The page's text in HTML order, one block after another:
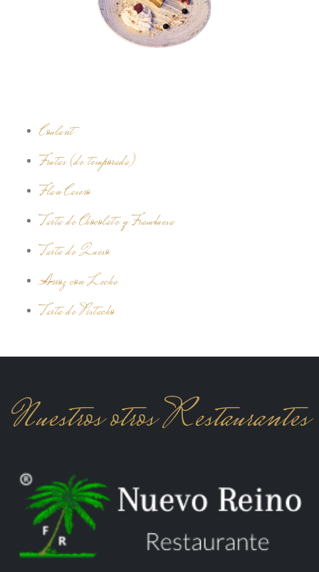
Coulant
Frutas (de temporada)
Flan Casero
Tarta de Chocolate y Frambuesa
Tarta de Queso
Arroz con Leche
Tarta de Pistacho
Nuestros otros Restaurantes